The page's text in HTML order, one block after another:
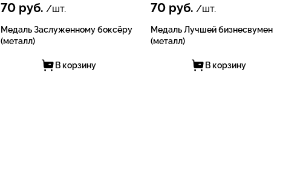
70 руб. /шт.
Медаль Заслуженному боксёру
(металл)
В корзину
70 руб. /шт.
Медаль Лучшей бизнесвумен
(металл)
В корзину